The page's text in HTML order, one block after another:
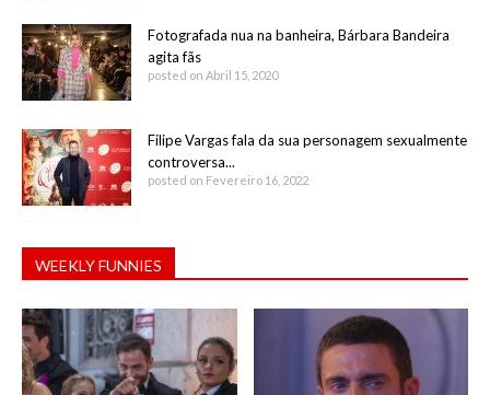
Fotografada nua na banheira, Bárbara Bandeira
agita fãs
posted on Abril 15, 2020
Filipe Vargas fala da sua personagem sexualmente
controversa...
posted on Fevereiro 16, 2022
WEEKLY FUNNIES